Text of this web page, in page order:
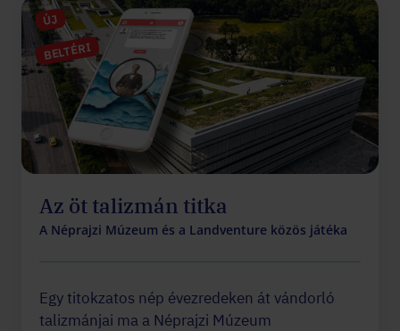
ÚJ
BELTÉRI
Az öt talizmán titka
A Néprajzi Múzeum és a Landventure közös játéka
Egy titokzatos nép évezredeken át vándorló
talizmánjai ma a Néprajzi Múzeum